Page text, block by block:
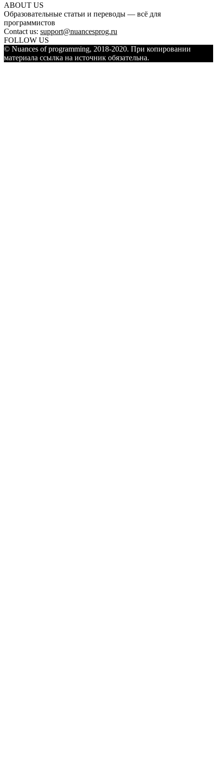
ABOUT US
Образовательные статьи и переводы — всё для
программистов
Contact us: support@nuancesprog.ru
FOLLOW US
© Nuances of programming, 2018-2020. При копировании
материала ссылка на источник обязательна.